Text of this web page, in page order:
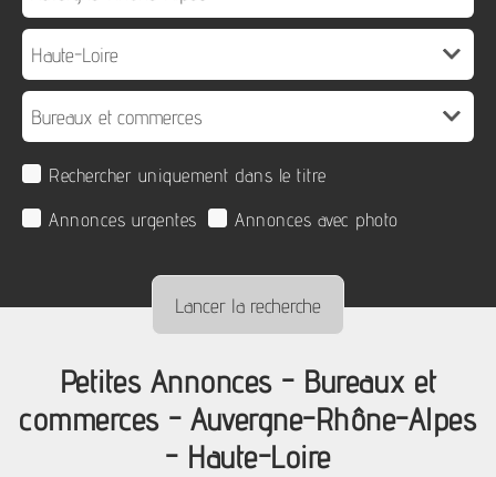
Rechercher uniquement dans le titre
Annonces urgentes
Annonces avec photo
Petites Annonces - Bureaux et
commerces - Auvergne-Rhône-Alpes
- Haute-Loire